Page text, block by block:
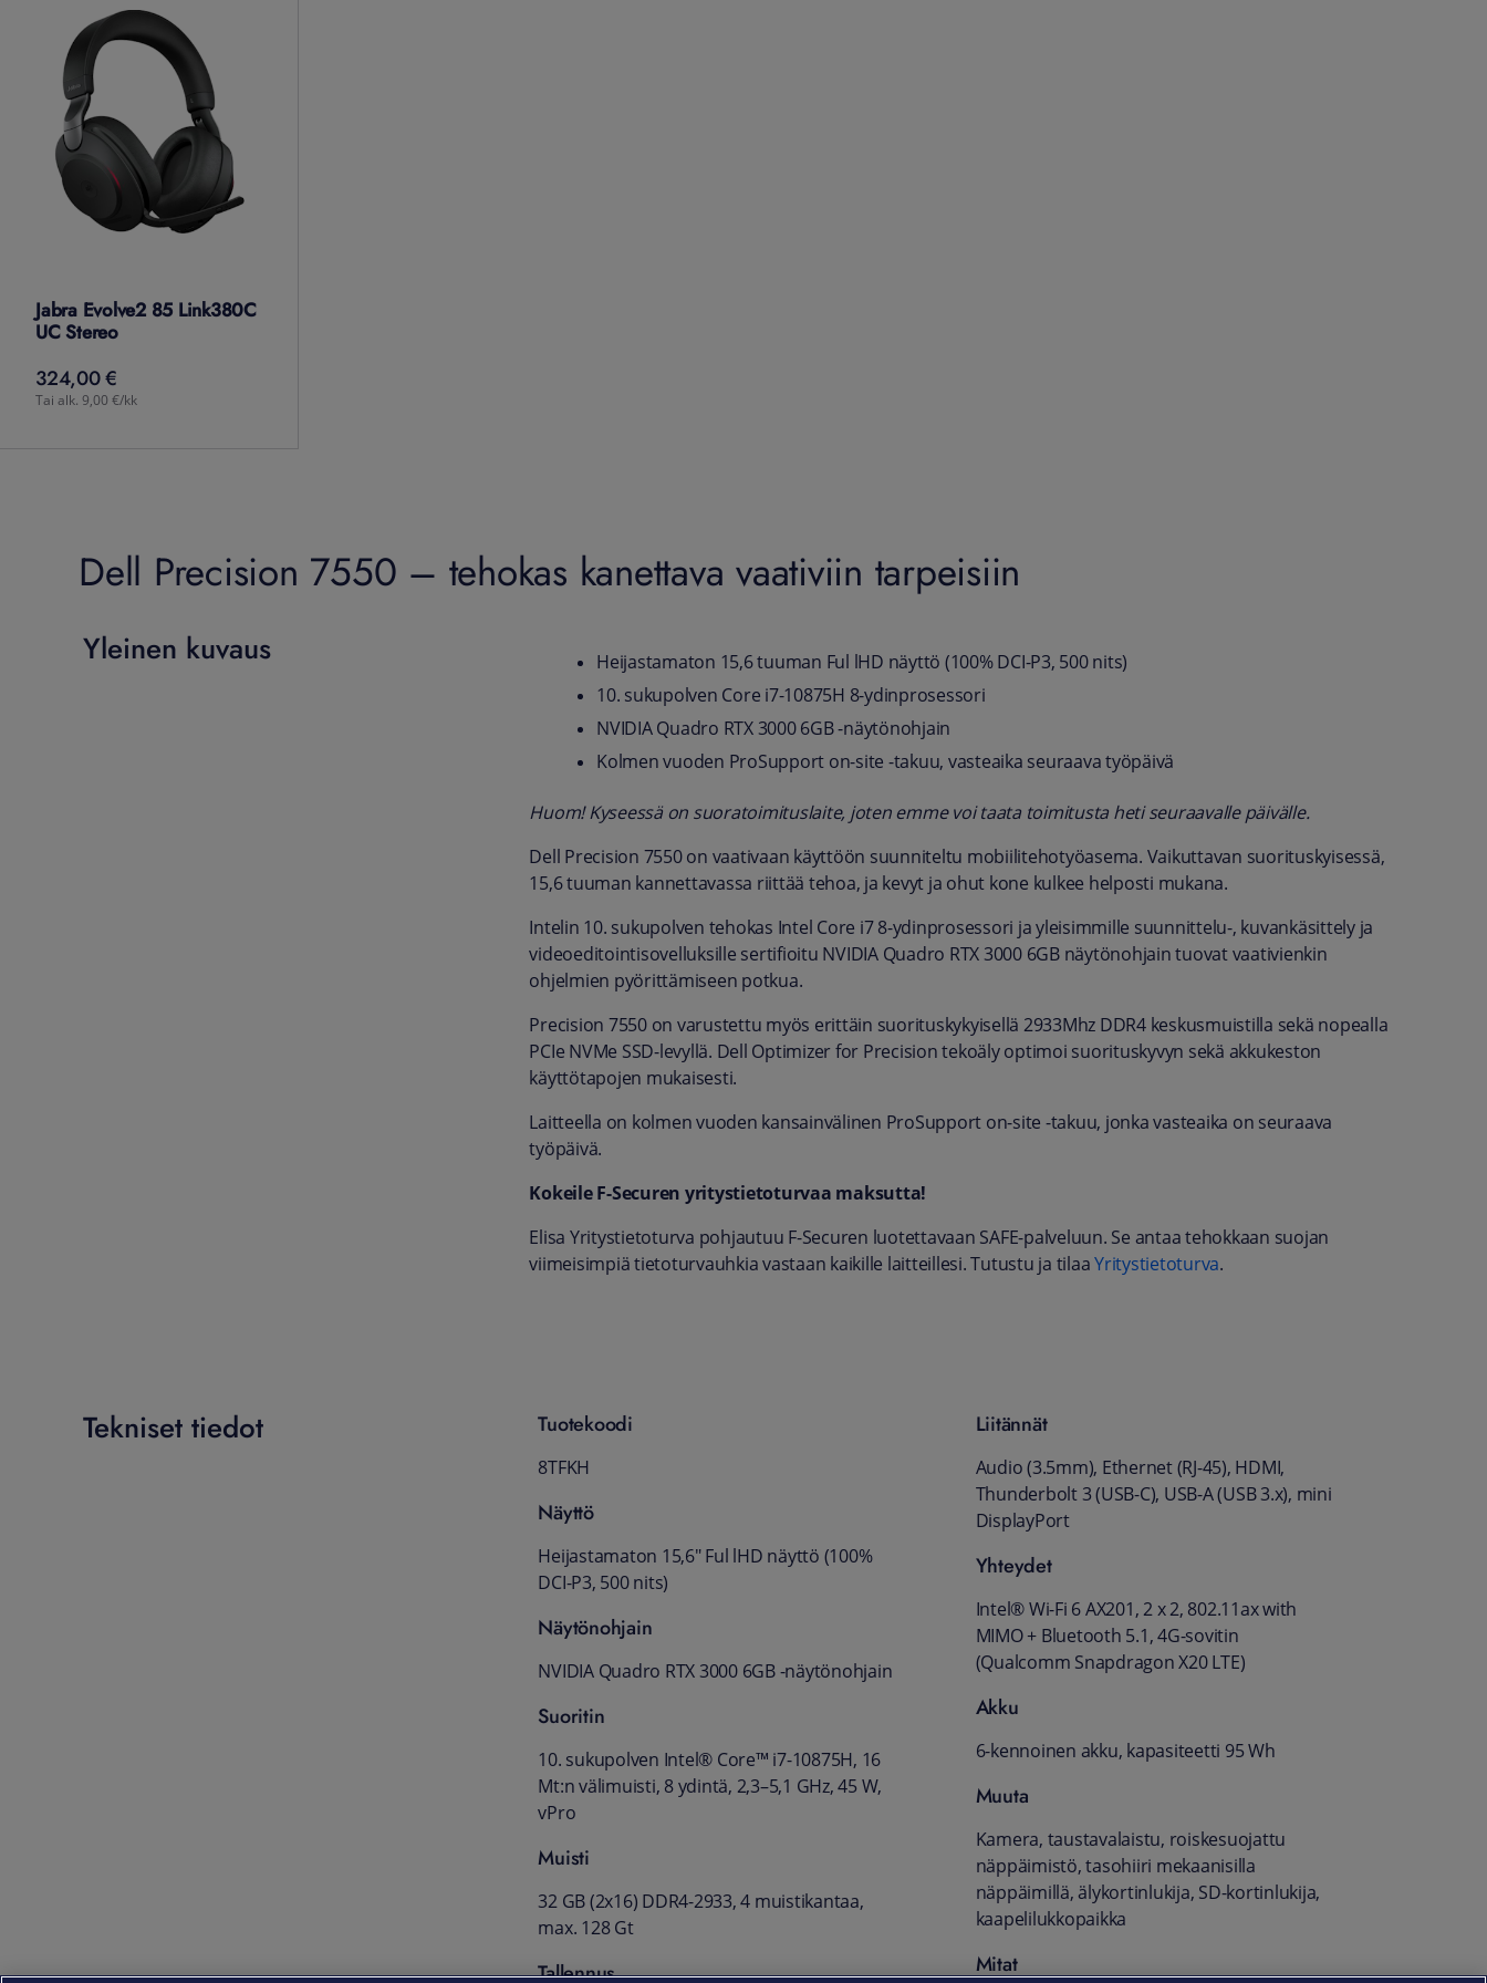
Jabra Evolve2 85 Link380C
UC Stereo
324,00 €
324,00€
Tai alk. 9,00 €/kk
Dell Precision 7550 – tehokas kanettava vaativiin tarpeisiin
Yleinen kuvaus
Heijastamaton 15,6 tuuman Ful lHD näyttö (100% DCI-P3, 500 nits)
10. sukupolven Core i7-10875H 8-ydinprosessori
NVIDIA Quadro RTX 3000 6GB -näytönohjain
Kolmen vuoden ProSupport on-site -takuu, vasteaika seuraava työpäivä
Huom! Kyseessä on suoratoimituslaite, joten emme voi taata toimitusta heti seuraavalle päivälle.
Dell Precision 7550 on vaativaan käyttöön suunniteltu mobiilitehotyöasema. Vaikuttavan suorituskyisessä,
15,6 tuuman kannettavassa riittää tehoa, ja kevyt ja ohut kone kulkee helposti mukana.
Intelin 10. sukupolven tehokas Intel Core i7 8-ydinprosessori ja yleisimmille suunnittelu-, kuvankäsittely ja
videoeditointisovelluksille sertifioitu NVIDIA Quadro RTX 3000 6GB näytönohjain tuovat vaativienkin
ohjelmien pyörittämiseen potkua.
Precision 7550 on varustettu myös erittäin suorituskykyisellä 2933Mhz DDR4 keskusmuistilla sekä nopealla
PCIe NVMe SSD-levyllä. Dell Optimizer for Precision tekoäly optimoi suorituskyvyn sekä akkukeston
käyttötapojen mukaisesti.
Laitteella on kolmen vuoden kansainvälinen ProSupport on-site -takuu, jonka vasteaika on seuraava
työpäivä.
Kokeile F-Securen yritystietoturvaa maksutta!
Elisa Yritystietoturva pohjautuu F-Securen luotettavaan SAFE-palveluun. Se antaa tehokkaan suojan
viimeisimpiä tietoturvauhkia vastaan kaikille laitteillesi. Tutustu ja tilaaYritystietoturva.
Tekniset tiedot Tuotekoodi
8TFKH
Näyttö
Heijastamaton 15,6" Ful lHD näyttö (100%
DCI-P3, 500 nits)
Näytönohjain
NVIDIA Quadro RTX 3000 6GB -näytönohjain
Suoritin
10. sukupolven Intel® Core™ i7-10875H, 16
Mt:n välimuisti, 8 ydintä, 2,3–5,1 GHz, 45 W,
vPro
Muisti
32 GB (2x16) DDR4-2933, 4 muistikantaa,
max. 128 Gt
Tallennus
Liitännät
Audio (3.5mm), Ethernet (RJ-45), HDMI,
Thunderbolt 3 (USB-C), USB-A (USB 3.x), mini
DisplayPort
Yhteydet
Intel® Wi-Fi 6 AX201, 2 x 2, 802.11ax with
MIMO + Bluetooth 5.1, 4G-sovitin
(Qualcomm Snapdragon X20 LTE)
Akku
6-kennoinen akku, kapasiteetti 95 Wh
Muuta
Kamera, taustavalaistu, roiskesuojattu
näppäimistö, tasohiiri mekaanisilla
näppäimillä, älykortinlukija, SD-kortinlukija,
kaapelilukkopaikka
Mitat